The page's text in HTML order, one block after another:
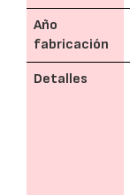
Año
fabricación
Detalles